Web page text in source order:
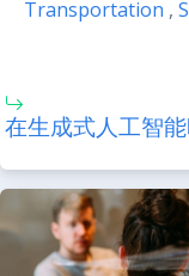
Transportation ,
在生成式人工智